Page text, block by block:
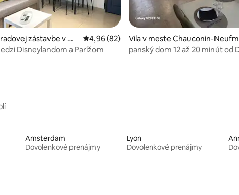
4,97 z 5, počet hodnotení: 98
zástavbe v me
Priemerné ohodnotenie 4,96 z 5, počet
4,96 (82)
Disneylandom a Parížom
Vila v meste Chauconin-
ntiers
panský dom 12 až 20 minút od
Amsterdam
Dovolenkové prenájmy
Lyon
Dovolenkové prenájmy